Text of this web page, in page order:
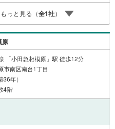
っと見る（全1社）
原
「小田急相模原」駅 徒歩12分
市南区南台1丁目
年）
4階